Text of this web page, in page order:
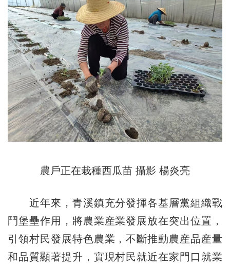
農戶正在栽種西瓜苗 攝影 楊炎亮
近年來，青溪鎮充分發揮各基層黨組織戰
鬥堡壘作用，將農業産業發展放在突出位置，
引領村民發展特色農業，不斷推動農産品産量
和品質顯著提升，實現村民就近在家門口就業